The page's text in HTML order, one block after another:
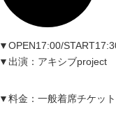
▼OPEN17:00/
▼出演：アキシブproject
▼料金：一般着席チケッ